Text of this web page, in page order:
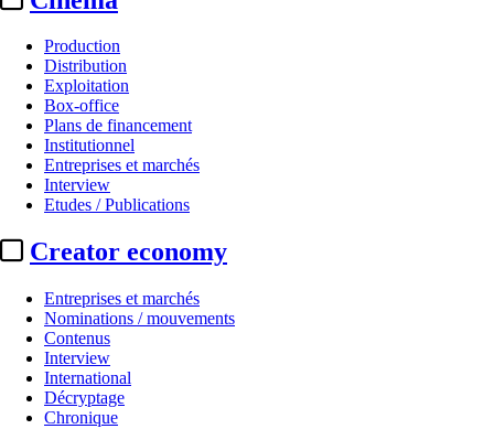
Production
Distribution
Exploitation
Box-office
Plans de financement
Institutionnel
Entreprises et marchés
Interview
Etudes / Publications
Creator economy
Entreprises et marchés
Nominations / mouvements
Contenus
Interview
International
Décryptage
Chronique